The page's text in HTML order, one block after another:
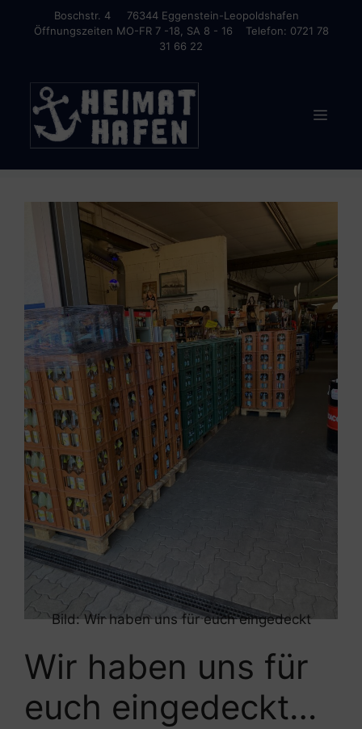
Boschstr. 4 76344 Eggenstein-Leopoldshafen
Öffnungszeiten MO-FR 7 -18, SA 8 - 16 Telefon: 0721 78
31 66 22
Menü
Bild: Wir haben uns für euch eingedeckt
Wir haben uns für
euch eingedeckt…